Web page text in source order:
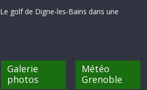
Le golf de Digne-les-Bains dans une
Galerie
photos
Météo
Grenoble